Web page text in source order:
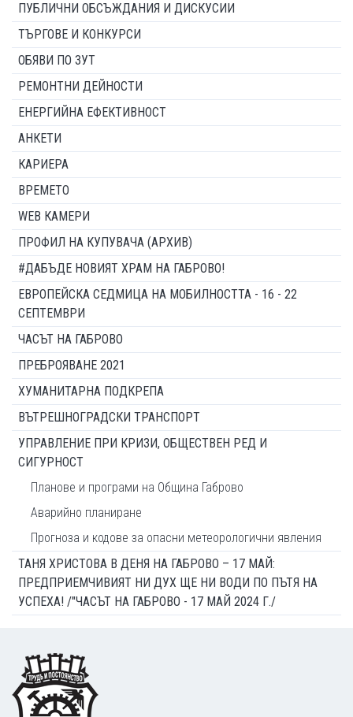
ПУБЛИЧНИ ОБСЪЖДАНИЯ И ДИСКУСИИ
ТЪРГОВЕ И КОНКУРСИ
ОБЯВИ ПО ЗУТ
РЕМОНТНИ ДЕЙНОСТИ
ЕНЕРГИЙНА ЕФЕКТИВНОСТ
АНКЕТИ
КАРИЕРА
ВРЕМЕТО
WEB КАМЕРИ
ПРОФИЛ НА КУПУВАЧА (АРХИВ)
#ДАБЪДЕ НОВИЯТ ХРАМ НА ГАБРОВО!
ЕВРОПЕЙСКА СЕДМИЦА НА МОБИЛНОСТТА - 16 - 22
СЕПТЕМВРИ
ЧАСЪТ НА ГАБРОВО
ПРЕБРОЯВАНЕ 2021
ХУМАНИТАРНА ПОДКРЕПА
ВЪТРЕШНОГРАДСКИ ТРАНСПОРТ
УПРАВЛЕНИЕ ПРИ КРИЗИ, ОБЩЕСТВЕН РЕД И
СИГУРНОСТ
Планове и програми на Община Габрово
Аварийно планиране
Прогноза и кодове за опасни метеорологични явления
ТАНЯ ХРИСТОВА В ДЕНЯ НА ГАБРОВО – 17 МАЙ:
ПРЕДПРИЕМЧИВИЯТ НИ ДУХ ЩЕ НИ ВОДИ ПО ПЪТЯ НА
УСПЕХА! /"ЧАСЪТ НА ГАБРОВО - 17 МАЙ 2024 Г./
Footer